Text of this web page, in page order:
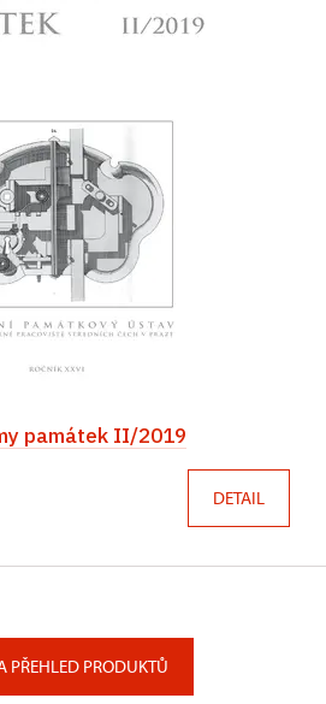
památek II/2019
DETAIL
PŘEHLED PRODUKTŮ